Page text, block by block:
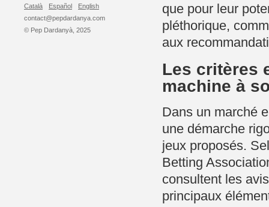
Català Español
English
contact@pepdardanya.com
© Pep Dardanyà, 2025
que pour leur
pléthorique,
aux
Les critères
machine à
Dans un marché
une démarche
jeux proposés.
Betting
consultent les
principaux